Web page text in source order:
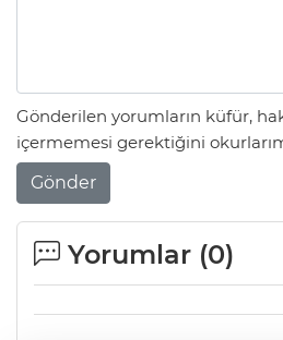
Gönderilen yorumların küfür,
içermemesi gerektiğini
Gönder
Yorumlar (0)